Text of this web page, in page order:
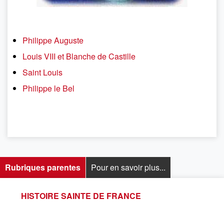
Philippe Auguste
Louis VIII et Blanche de Castille
Saint Louis
Philippe le Bel
Rubriques parentes
HISTOIRE SAINTE DE FRANCE
Pour en savoir plus...